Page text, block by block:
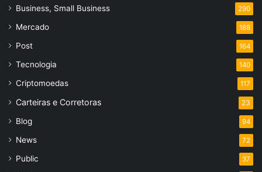
Business, Small Business 290
Mercado 188
Post 164
Tecnologia 140
Criptomoedas 117
Carteiras e Corretoras 23
Blog 94
News 72
Public 37